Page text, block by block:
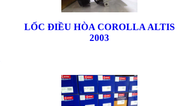
LỐC ĐIỀU HÒA COROLLA ALTIS
2003